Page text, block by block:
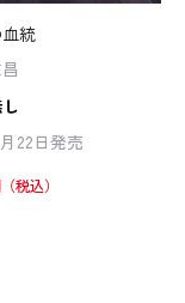
統
22日発売